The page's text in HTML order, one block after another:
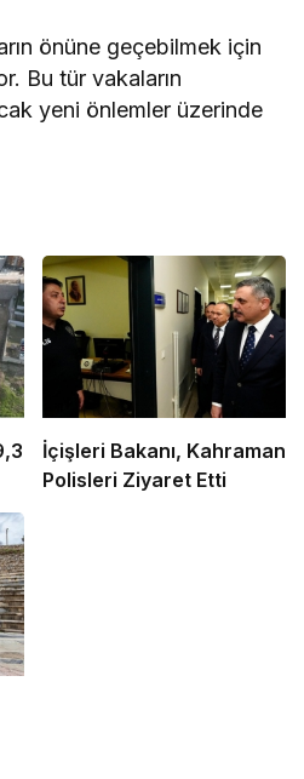
önüne geçebilmek için
Bu tür vakaların
yeni önlemler üzerinde
İçişleri Bakanı, Kahraman
Polisleri Ziyaret Etti